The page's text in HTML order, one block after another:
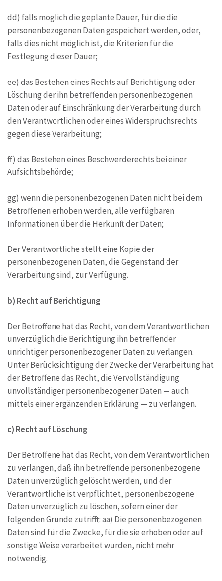
dd) falls möglich die geplante Dauer, für die die
personenbezogenen Daten gespeichert werden, oder,
falls dies nicht möglich ist, die Kriterien für die
Festlegung dieser Dauer;
ee) das Bestehen eines Rechts auf Berichtigung oder
Löschung der ihn betreffenden personenbezogenen
Daten oder auf Einschränkung der Verarbeitung durch
den Verantwortlichen oder eines Widerspruchsrechts
gegen diese Verarbeitung;
ff) das Bestehen eines Beschwerderechts bei einer
Aufsichtsbehörde;
gg) wenn die personenbezogenen Daten nicht bei dem
Betroffenen erhoben werden, alle verfügbaren
Informationen über die Herkunft der Daten;
Der Verantwortliche stellt eine Kopie der
personenbezogenen Daten, die Gegenstand der
Verarbeitung sind, zur Verfügung.
b) Recht auf Berichtigung
Der Betroffene hat das Recht, von dem Verantwortlichen
unverzüglich die Berichtigung ihn betreffender
unrichtiger personenbezogener Daten zu verlangen.
Unter Berücksichtigung der Zwecke der Verarbeitung hat
der Betroffene das Recht, die Vervollständigung
unvollständiger personenbezogener Daten — auch
mittels einer ergänzenden Erklärung — zu verlangen.
c) Recht auf Löschung
Der Betroffene hat das Recht, von dem Verantwortlichen
zu verlangen, daß ihn betreffende personenbezogene
Daten unverzüglich gelöscht werden, und der
Verantwortliche ist verpflichtet, personenbezogene
Daten unverzüglich zu löschen, sofern einer der
folgenden Gründe zutrifft: aa) Die personenbezogenen
Daten sind für die Zwecke, für die sie erhoben oder auf
sonstige Weise verarbeitet wurden, nicht mehr
notwendig.